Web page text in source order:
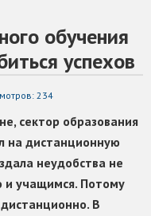
обучения
успехов
234
сектор образования
на дистанционную
неудобства не
и учащимся. Потому
В